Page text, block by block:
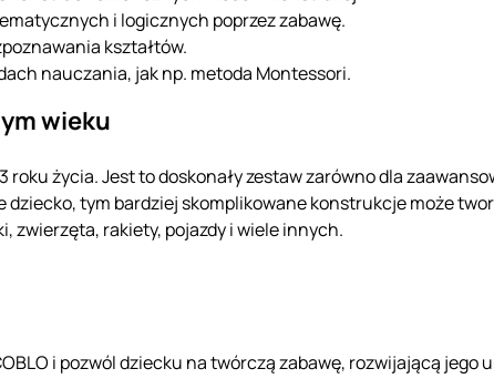
i logicznych poprzez zabawę.
kształtów.
nauczania, jak np. metoda Montessori.
wieku
roku życia. Jest to doskonały zestaw zarówno dla
dziecko, tym bardziej skomplikowane konstrukcje może
zwierzęta, rakiety, pojazdy i wiele innych.
i pozwól dziecku na twórczą zabawę, rozwijającą jego